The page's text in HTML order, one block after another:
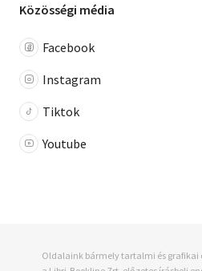
Közösségi média
Facebook
Instagram
Tiktok
Youtube
Oldalaink bármely tartalmi és grafikai